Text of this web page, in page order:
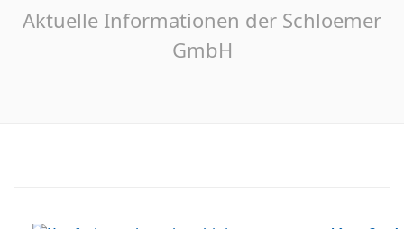
Aktuelle Informationen der Schloemer
GmbH